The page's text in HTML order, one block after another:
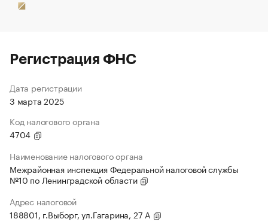
Регистрация ФНС
Дата регистрации
3 марта 2025
Код налогового органа
4704
Наименование налогового органа
Межрайонная инспекция Федеральной налоговой службы
№10 по Ленинградской области
Адрес налоговой
188801, г.Выборг, ул.Гагарина, 27 А